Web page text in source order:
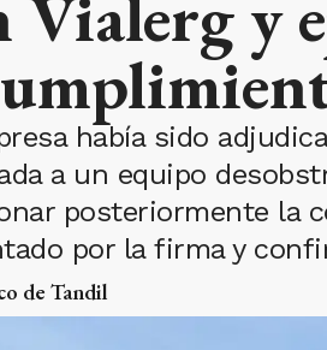
había sido
a un equipo
posteriormente la
por la firma y
de Tandil